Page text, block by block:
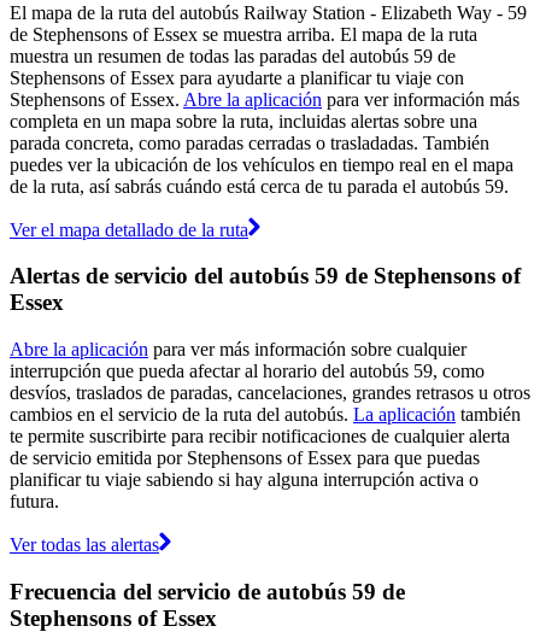
El mapa de la ruta del autobús Railway Station - Elizabeth Way - 59
de Stephensons of Essex se muestra arriba. El mapa de la ruta
muestra un resumen de todas las paradas del autobús 59 de
Stephensons of Essex para ayudarte a planificar tu viaje con
Stephensons of Essex. Abre la aplicación para ver información más
completa en un mapa sobre la ruta, incluidas alertas sobre una
parada concreta, como paradas cerradas o trasladadas. También
puedes ver la ubicación de los vehículos en tiempo real en el mapa
de la ruta, así sabrás cuándo está cerca de tu parada el autobús 59.
Ver el mapa detallado de la ruta
Alertas de servicio del autobús 59 de Stephensons of
Essex
Abre la aplicación para ver más información sobre cualquier
interrupción que pueda afectar al horario del autobús 59, como
desvíos, traslados de paradas, cancelaciones, grandes retrasos u otros
cambios en el servicio de la ruta del autobús. La aplicación también
te permite suscribirte para recibir notificaciones de cualquier alerta
de servicio emitida por Stephensons of Essex para que puedas
planificar tu viaje sabiendo si hay alguna interrupción activa o
futura.
Ver todas las alertas
Frecuencia del servicio de autobús 59 de
Stephensons of Essex